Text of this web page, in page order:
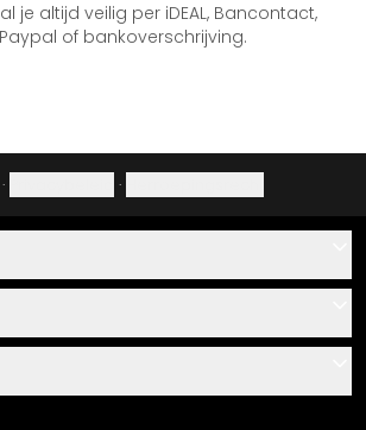
je altijd veilig per iDEAL, Bancontact,
of bankoverschrijving.
· ·